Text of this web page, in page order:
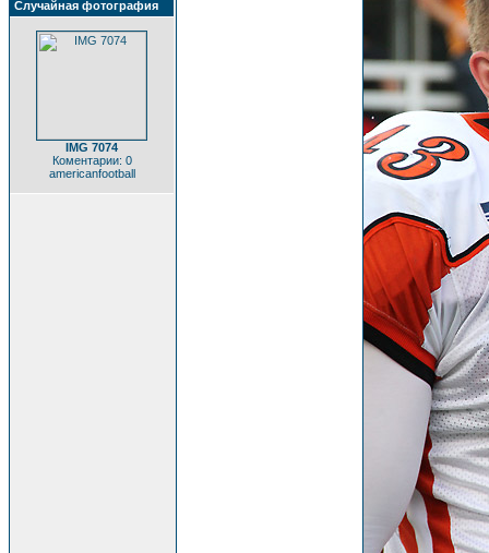
Случайная фотография
IMG 7074
Коментарии: 0
americanfootball